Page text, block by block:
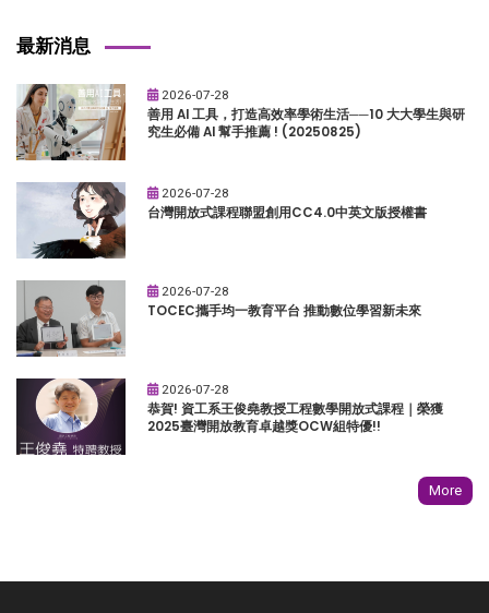
最新消息
2026-07-28
善用 AI 工具，打造高效率學術生活──10 大大學生與研
究生必備 AI 幫手推薦 ! (20250825)
2026-07-28
台灣開放式課程聯盟創用CC4.0中英文版授權書
2026-07-28
TOCEC攜手均一教育平台 推動數位學習新未來
2026-07-28
恭賀! 資工系王俊堯教授工程數學開放式課程｜榮獲
2025臺灣開放教育卓越獎OCW組特優!!
More